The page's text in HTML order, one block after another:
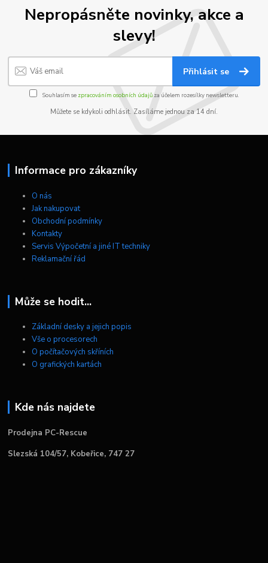
Nepropásněte novinky, akce a
slevy!
Přihlásit se
Souhlasím se zpracováním osobních údajůza účelem rozesílky newsletteru.
Můžete se kdykoli odhlásit. Zasíláme jednou za 14 dní.
Informace pro zákazníky
O nás
Jak nakupovat
Obchodní podmínky
Kontakty
Servis Výpočetní a jiné IT techniky
Reklamační řád
Může se hodit...
Základní desky a jejich popis
Vše o procesorech
O počítačových skříních
O grafických kartách
Kde nás najdete
Prodejna PC-Rescue
Slezská 104/57, Kobeřice, 747 27